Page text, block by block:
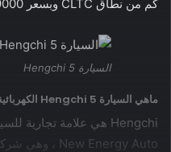
كم من نطاق CLTC وبسعر 179000 RMB (26700 دولار أمريكي).
السيارة Hengchi 5
ماهي السيارة Hengchi 5 الكهربائية الجديدة؟